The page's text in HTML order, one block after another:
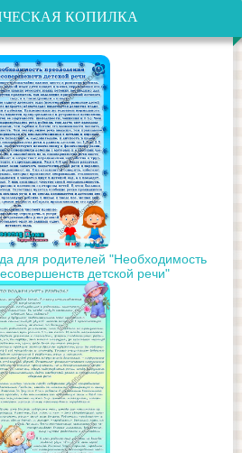
КОПИЛКА
для родителей "Необходимость
детской речи"